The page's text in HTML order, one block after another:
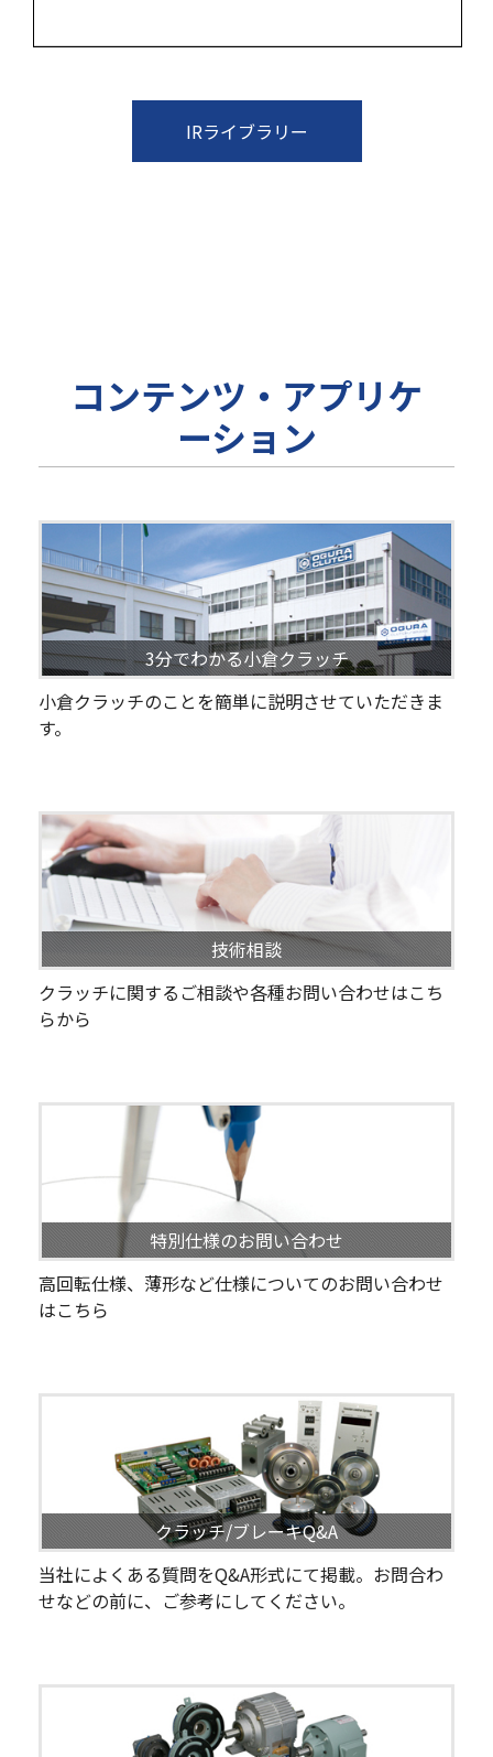
IRライブラリー
コンテンツ・アプリケ
ーション
3分でわかる小倉クラッチ
小倉クラッチのことを簡単に説明させていただきま
す。
技術相談
クラッチに関するご相談や各種お問い合わせはこち
らから
特別仕様のお問い合わせ
高回転仕様、薄形など仕様についてのお問い合わせ
はこちら
クラッチ/ブレーキQ&A
当社によくある質問をQ&A形式にて掲載。お問合わ
せなどの前に、ご参考にしてください。